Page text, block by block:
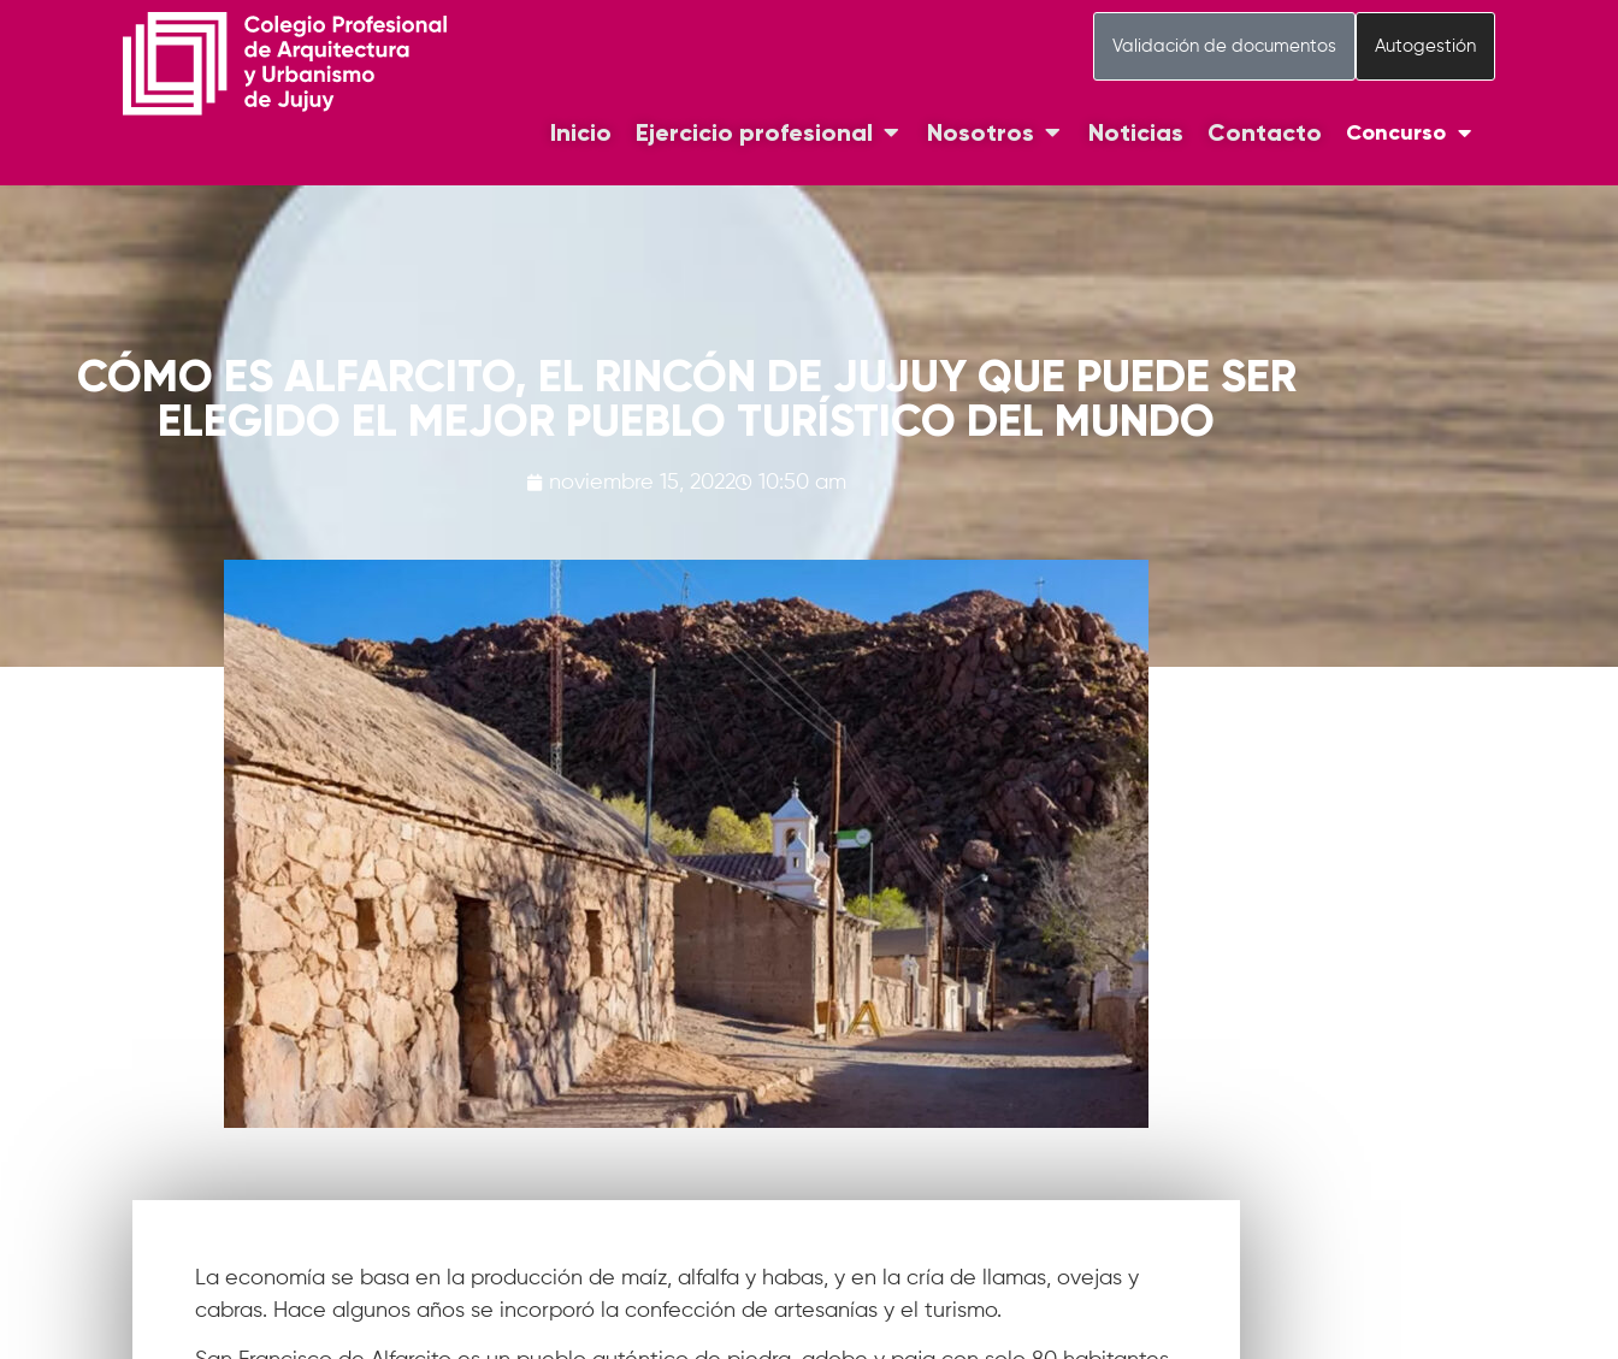
Autogestión
Validación de documentos
Inicio Ejercicio profesional Nosotros Noticias Contacto Concurso
CÓMO ES ALFARCITO, EL RINCÓN DE JUJUY QUE PUEDE SER
ELEGIDO EL MEJOR PUEBLO TURÍSTICO DEL MUNDO
noviembre 15, 2022 10:50 am
La economía se basa en la producción de maíz, alfalfa y habas, y en la cría de llamas, ovejas y
cabras. Hace algunos años se incorporó la confección de artesanías y el turismo.